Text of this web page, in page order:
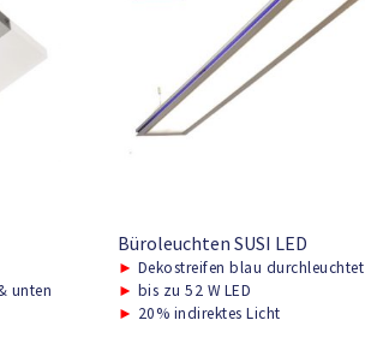
unten
Büroleuchten SUSI LED
► Dekostreifen blau durchleuchtet
► bis zu 52 W LED
► 20% indirektes Licht